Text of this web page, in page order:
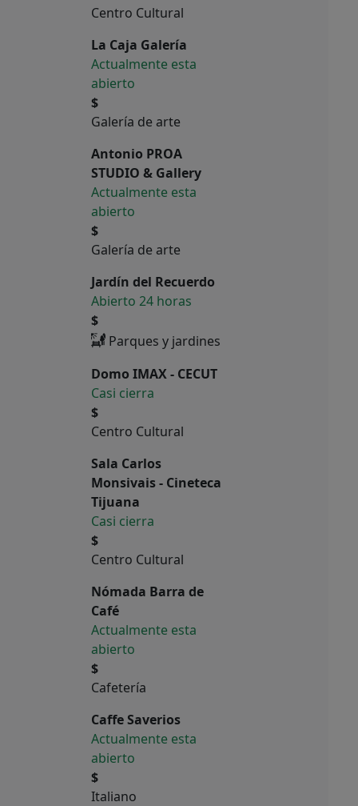
Centro Cultural
La Caja Galería
Actualmente esta
abierto
$
Galería de arte
Antonio PROA
STUDIO & Gallery
Actualmente esta
abierto
$
Galería de arte
Jardín del Recuerdo
Abierto 24 horas
$
Parques y jardines
Domo IMAX - CECUT
Casi cierra
$
Centro Cultural
Sala Carlos
Monsivais - Cineteca
Tijuana
Casi cierra
$
Centro Cultural
Nómada Barra de
Café
Actualmente esta
abierto
$
Cafetería
Caffe Saverios
Actualmente esta
abierto
$
Italiano